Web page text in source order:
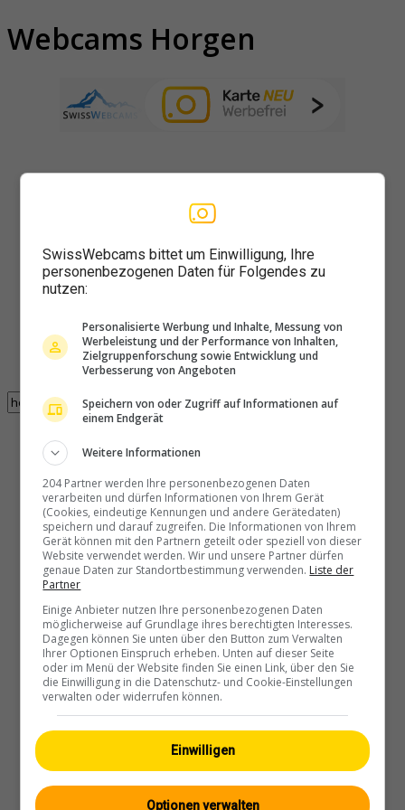
Webcams Horgen
3 webcam con il tag horgen trovate
Horgen
Horgen: Horgen, Reithy
SwissWebcams bittet um Einwilligung, Ihre
personenbezogenen Daten für Folgendes zu
nutzen:
Personalisierte Werbung und Inhalte, Messung von
Werbeleistung und der Performance von Inhalten,
Zielgruppenforschung sowie Entwicklung und
Verbesserung von Angeboten
Speichern von oder Zugriff auf Informationen auf
einem Endgerät
Weitere Informationen
204 Partner werden Ihre personenbezogenen Daten
verarbeiten und dürfen Informationen von Ihrem Gerät
(Cookies, eindeutige Kennungen und andere Gerätedaten)
speichern und darauf zugreifen. Die Informationen von Ihrem
Gerät können mit den Partnern geteilt oder speziell von dieser
Website verwendet werden. Wir und unsere Partner dürfen
genaue Daten zur Standortbestimmung verwenden. Liste der
Partner
Einige Anbieter nutzen Ihre personenbezogenen Daten
möglicherweise auf Grundlage ihres berechtigten Interesses.
Dagegen können Sie unten über den Button zum Verwalten
Ihrer Optionen Einspruch erheben. Unten auf dieser Seite
oder im Menü der Website finden Sie einen Link, über den Sie
die Einwilligung in die Datenschutz- und Cookie-Einstellungen
verwalten oder widerrufen können.
Einwilligen
Optionen verwalten